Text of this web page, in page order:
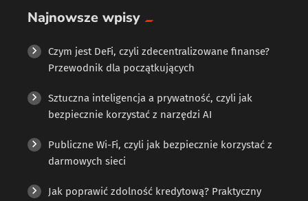
Najnowsze wpisy
Czym jest DeFi, czyli zdecentralizowane finanse?
Przewodnik dla początkujących
Sztuczna inteligencja a prywatność, czyli jak
bezpiecznie korzystać z narzędzi AI
Publiczne Wi-Fi, czyli jak bezpiecznie korzystać z
darmowych sieci
Jak poprawić zdolność kredytową? Praktyczny